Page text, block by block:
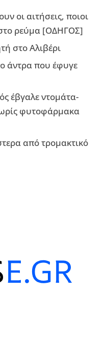
οι αιτήσεις, ποιοι
ρεύμα [ΟΔΗΓΟΣ]
στο Αλιβέρι
άντρα που έφυγε
έβγαλε ντομάτα-
φυτοφάρμακα
από τρομακτικό